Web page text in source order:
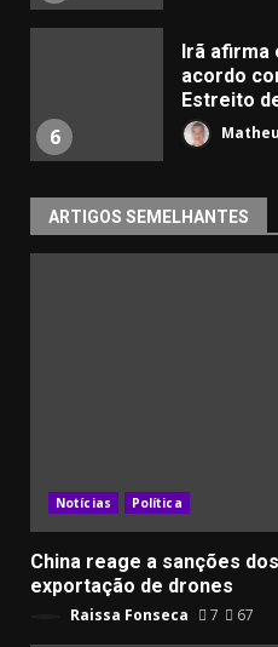
6
Irã afirma
acordo
Estreito
ARTIGOS SEMELHANTES
Notícias Política
China reage a sanções
exportação de drones
Raissa Fonseca 7 67